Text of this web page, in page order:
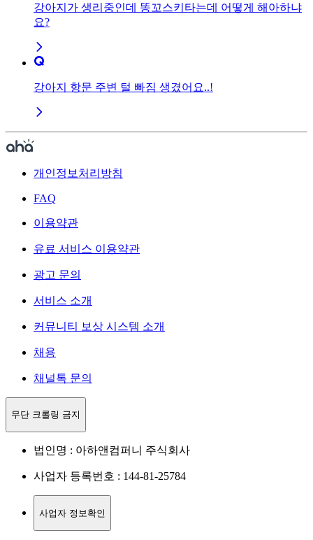
강아지가 생리중인데 똥꼬스키타는데 어떻게 해아하냐
요?
강아지 항문 주변 털 빠짐 생겼어요..!
개인정보처리방침
FAQ
이용약관
유료 서비스 이용약관
광고 문의
서비스 소개
커뮤니티 보상 시스템 소개
채용
채널톡 문의
무단 크롤링 금지
법인명 : 아하앤컴퍼니 주식회사
사업자 등록번호 : 144-81-25784
사업자 정보확인